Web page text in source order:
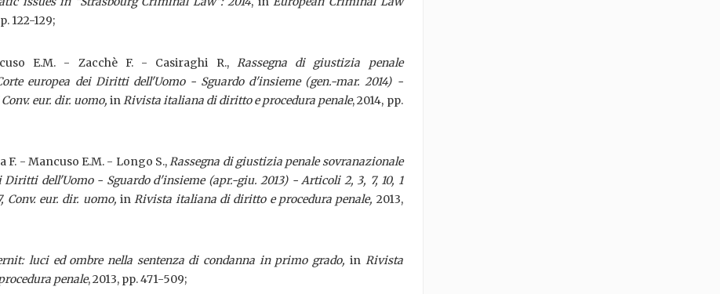
122-129;
E.M. - Zacchè F. - Casiraghi R., Rassegna di giustizia penale
europea dei Diritti dell'Uomo - Sguardo d'insieme (gen.-mar. 2014) -
Conv. eur. dir. uomo,inRivista italiana di diritto e procedura penale, 2014, pp.
F. - Mancuso E.M. - Longo S.,Rassegna di giustizia penale sovranazionale
Diritti dell'Uomo - Sguardo d'insieme (apr.-giu. 2013) - Articoli 2, 3, 7, 10, 1
Conv. eur. dir. uomo, inRivista italiana di diritto e procedura penale, 2013,
luci ed ombre nella sentenza di condanna in primo grado, in Rivista
penale, 2013, pp. 471-509;